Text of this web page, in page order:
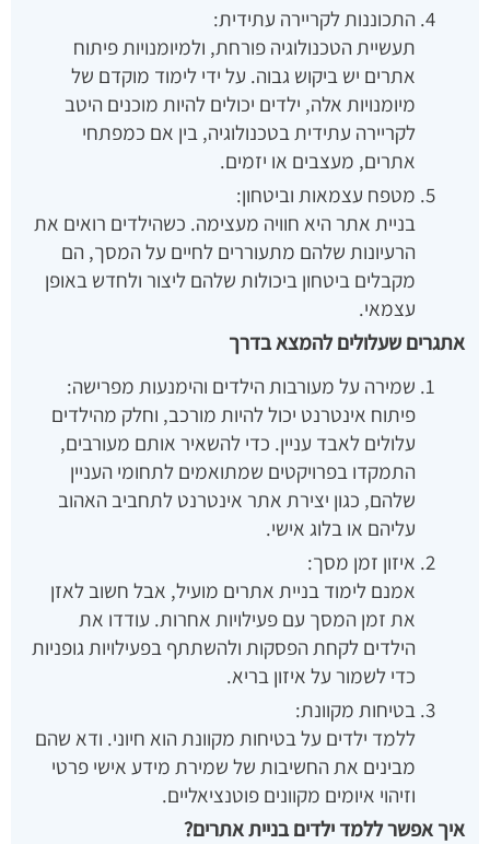
התכוננות לקריירה עתידית:
תעשיית הטכנולוגיה פורחת, ולמיומנויות פיתוח
אתרים יש ביקוש גבוה. על ידי לימוד מוקדם של
מיומנויות אלה, ילדים יכולים להיות מוכנים היטב
לקריירה עתידית בטכנולוגיה, בין אם כמפתחי
אתרים, מעצבים או יזמים.
מטפח עצמאות וביטחון:
בניית אתר היא חוויה מעצימה. כשהילדים רואים את
הרעיונות שלהם מתעוררים לחיים על המסך, הם
מקבלים ביטחון ביכולות שלהם ליצור ולחדש באופן
עצמאי.
אתגרים שעלולים להמצא בדרך
שמירה על מעורבות הילדים והימנעות מפרישה:
פיתוח אינטרנט יכול להיות מורכב, וחלק מהילדים
עלולים לאבד עניין. כדי להשאיר אותם מעורבים,
התמקדו בפרויקטים שמתואמים לתחומי העניין
שלהם, כגון יצירת אתר אינטרנט לתחביב האהוב
עליהם או בלוג אישי.
איזון זמן מסך:
אמנם לימוד בניית אתרים מועיל, אבל חשוב לאזן
את זמן המסך עם פעילויות אחרות. עודדו את
הילדים לקחת הפסקות ולהשתתף בפעילויות גופניות
כדי לשמור על איזון בריא.
בטיחות מקוונת:
ללמד ילדים על בטיחות מקוונת הוא חיוני. ודא שהם
מבינים את החשיבות של שמירת מידע אישי פרטי
וזיהוי איומים מקוונים פוטנציאליים.
איך אפשר ללמד ילדים בניית אתרים?